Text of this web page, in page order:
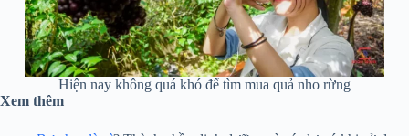
Hiện nay không quá khó để tìm mua quả nho rừng
Xem thêm